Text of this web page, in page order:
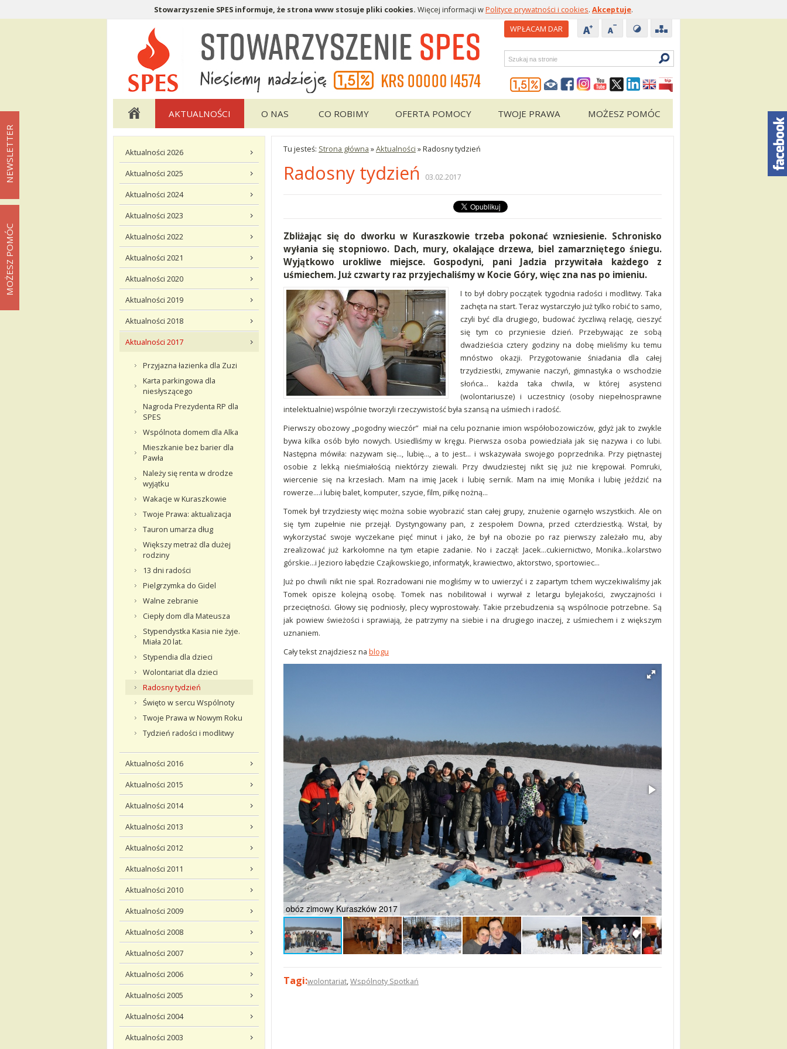
Stowarzyszenie SPES informuje, że strona www stosuje pliki cookies. Więcej informacji wPolityce prywatności i cookies. Akceptuje.
Menu pomocnicze
WPŁACAM DAR
Wyszukiwarka
Menu główne
AKTUALNOŚCI O NAS CO ROBIMY OFERTA POMOCY TWOJE PRAWA MOŻESZ POMÓC
Menu podstrony Aktualności
Aktualności 2026
Aktualności 2025
Aktualności 2024
Aktualności 2023
Aktualności 2022
Aktualności 2021
Aktualności 2020
Aktualności 2019
Aktualności 2018
Aktualności 2017
Przyjazna łazienka dla Zuzi
Karta parkingowa dla
niesłyszącego
Nagroda Prezydenta RP dla
SPES
Wspólnota domem dla Alka
Mieszkanie bez barier dla
Pawła
Należy się renta w drodze
wyjątku
Wakacje w Kuraszkowie
Twoje Prawa: aktualizacja
Tauron umarza dług
Większy metraż dla dużej
rodziny
13 dni radości
Pielgrzymka do Gidel
Walne zebranie
Ciepły dom dla Mateusza
Stypendystka Kasia nie żyje.
Miała 20 lat.
Stypendia dla dzieci
Wolontariat dla dzieci
Radosny tydzień
Święto w sercu Wspólnoty
Twoje Prawa w Nowym Roku
Tydzień radości i modlitwy
Aktualności 2016
Aktualności 2015
Aktualności 2014
Aktualności 2013
Aktualności 2012
Aktualności 2011
Aktualności 2010
Aktualności 2009
Aktualności 2008
Aktualności 2007
Aktualności 2006
Aktualności 2005
Aktualności 2004
Aktualności 2003
Tu jesteś: Strona główna »Aktualności »Radosny tydzień
Radosny tydzień 03.02.2017
Zbliżając się do dworku w Kuraszkowie trzeba pokonać wzniesienie. Schronisko
wyłania się stopniowo. Dach, mury, okalające drzewa, biel zamarzniętego śniegu.
Wyjątkowo urokliwe miejsce. Gospodyni, pani Jadzia przywitała każdego z
uśmiechem. Już czwarty raz przyjechaliśmy w Kocie Góry, więc zna nas po imieniu.
I to był dobry początek tygodnia radości i modlitwy. Taka
zachęta na start. Teraz wystarczyło już tylko robić to samo,
czyli być dla drugiego, budować życzliwą relację, cieszyć
się tym co przyniesie dzień. Przebywając ze sobą
dwadzieścia cztery godziny na dobę mieliśmy ku temu
mnóstwo okazji. Przygotowanie śniadania dla całej
trzydziestki, zmywanie naczyń, gimnastyka o wschodzie
słońca… każda taka chwila, w której asystenci
(wolontariusze) i uczestnicy (osoby niepełnosprawne
intelektualnie) wspólnie tworzyli rzeczywistość była szansą na uśmiech i radość.
Pierwszy obozowy „pogodny wieczór” miał na celu poznanie imion współobozowiczów, gdyż jak to zwykle
bywa kilka osób było nowych. Usiedliśmy w kręgu. Pierwsza osoba powiedziała jak się nazywa i co lubi.
Następna mówiła: nazywam się…, lubię…, a to jest… i wskazywała swojego poprzednika. Przy piętnastej
osobie z lekką nieśmiałością niektórzy ziewali. Przy dwudziestej nikt się już nie krępował. Pomruki,
wiercenie się na krzesłach. Mam na imię Jacek i lubię sernik. Mam na imię Monika i lubię jeździć na
rowerze….i lubię balet, komputer, szycie, film, piłkę nożną…
Tomek był trzydziesty więc można sobie wyobrazić stan całej grupy, znużenie ogarnęło wszystkich. Ale on
się tym zupełnie nie przejął. Dystyngowany pan, z zespołem Downa, przed czterdziestką. Wstał, by
wykorzystać swoje wyczekane pięć minut i jako, że był na obozie po raz pierwszy zależało mu, aby
zrealizować już karkołomne na tym etapie zadanie. No i zaczął: Jacek…cukiernictwo, Monika…kolarstwo
górskie…i Jezioro łabędzie Czajkowskiego, informatyk, krawiectwo, aktorstwo, sportowiec…
Już po chwili nikt nie spał. Rozradowani nie mogliśmy w to uwierzyć i z zapartym tchem wyczekiwaliśmy jak
Tomek opisze kolejną osobę. Tomek nas nobilitował i wyrwał z letargu bylejakości, zwyczajności i
przeciętności. Głowy się podniosły, plecy wyprostowały. Takie przebudzenia są wspólnocie potrzebne. Są
jak powiew świeżości i sprawiają, że patrzymy na siebie i na drugiego inaczej, z uśmiechem i z większym
uznaniem.
Cały tekst znajdziesz na blogu
obóz zimowy Kuraszków 2017
Tagi:wolontariat,Wspólnoty Spotkań
NEWSLETTER
MOŻESZ POMÓC